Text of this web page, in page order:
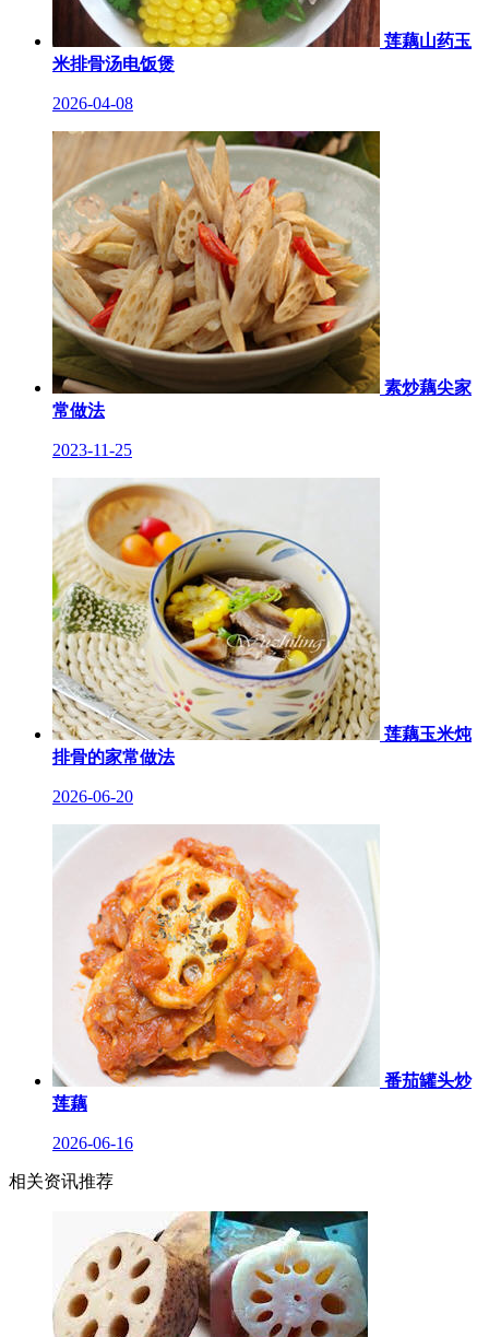
莲藕山药玉
米排骨汤电饭煲
2026-04-08
素炒藕尖家
常做法
2023-11-25
莲藕玉米炖
排骨的家常做法
2026-06-20
番茄罐头炒
莲藕
2026-06-16
相关资讯推荐